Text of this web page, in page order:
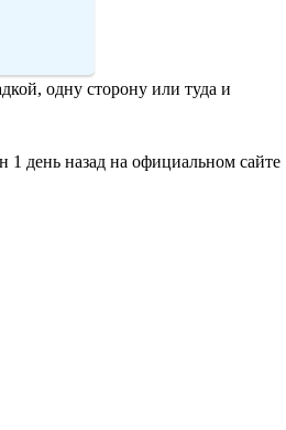
одну сторону или туда и
1 день назад на официальном сайте